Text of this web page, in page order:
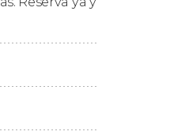
antigua de
Admiraremos
y 40 minutos